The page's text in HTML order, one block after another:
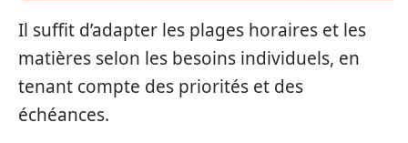
Il suffit d’adapter les plages horaires et les
matières selon les besoins individuels, en
tenant compte des priorités et des
échéances.